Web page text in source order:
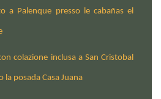
a Palenque presso le cabañas el
colazione inclusa a San Cristobal
la posada Casa Juana